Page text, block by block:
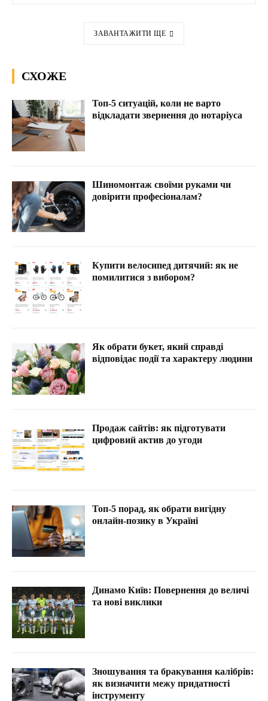
ЗАВАНТАЖИТИ ЩЕ
СХОЖЕ
Топ-5 ситуацій, коли не варто
відкладати звернення до нотаріуса
Шиномонтаж своїми руками чи
довірити професіоналам?
Купити велосипед дитячий: як не
помилитися з вибором?
Як обрати букет, який справді
відповідає події та характеру людини
Продаж сайтів: як підготувати
цифровий актив до угоди
Топ-5 порад, як обрати вигідну
онлайн-позику в Україні
Динамо Київ: Повернення до величі
та нові виклики
Зношування та бракування калібрів:
як визначити межу придатності
інструменту